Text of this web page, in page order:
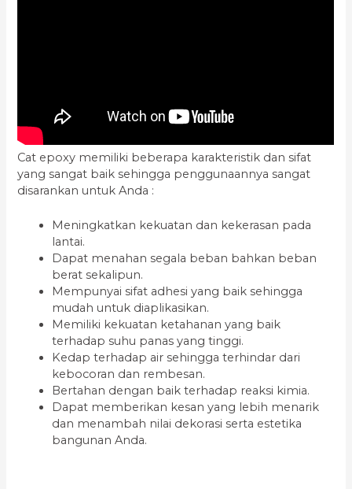
Cat epoxy memiliki beberapa karakteristik dan sifat
yang sangat baik sehingga penggunaannya sangat
disarankan untuk Anda :
Meningkatkan kekuatan dan kekerasan pada
lantai.
Dapat menahan segala beban bahkan beban
berat sekalipun.
Mempunyai sifat adhesi yang baik sehingga
mudah untuk diaplikasikan.
Memiliki kekuatan ketahanan yang baik
terhadap suhu panas yang tinggi.
Kedap terhadap air sehingga terhindar dari
kebocoran dan rembesan.
Bertahan dengan baik terhadap reaksi kimia.
Dapat memberikan kesan yang lebih menarik
dan menambah nilai dekorasi serta estetika
bangunan Anda.